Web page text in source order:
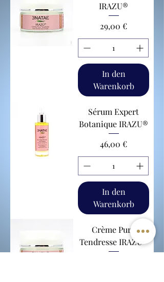
IRAZU®
Preis
29,00 €
In den
Warenkorb
Sérum Expert
Botanique IRAZU®
Preis
46,00 €
In den
Warenkorb
Crème Pure
Tendresse IRAZU®